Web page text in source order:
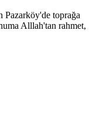
Pazarköy'de toprağa
Alllah'tan rahmet,